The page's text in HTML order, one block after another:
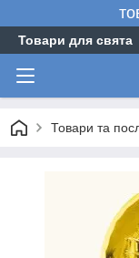
Товари для свята
Товари та